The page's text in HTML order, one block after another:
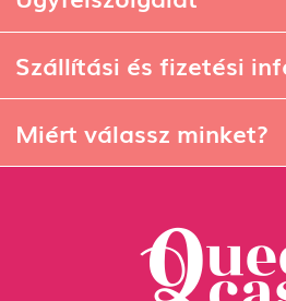
Szállítási és fizetési
Miért válassz minket?